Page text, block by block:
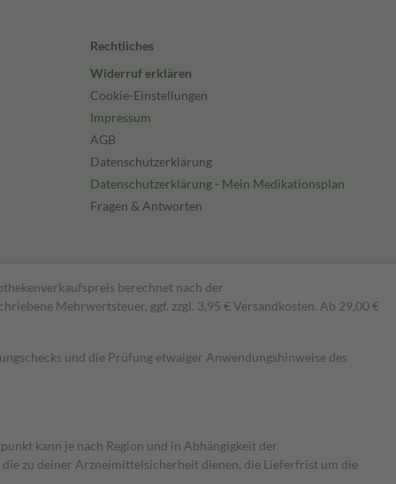
Rechtliches
Widerruf erklären
Cookie-Einstellungen
Impressum
AGB
Datenschutzerklärung
Datenschutzerklärung - Mein Medikationsplan
Fragen & Antworten
berechnet nach der
Mehrwertsteuer, ggf. zzgl. 3,95 € Versandkosten. Ab 29,00 €
und die Prüfung etwaiger Anwendungshinweise des
kann je nach Region und in Abhängigkeit der
zu deiner Arzneimittelsicherheit dienen, die Lieferfrist um die